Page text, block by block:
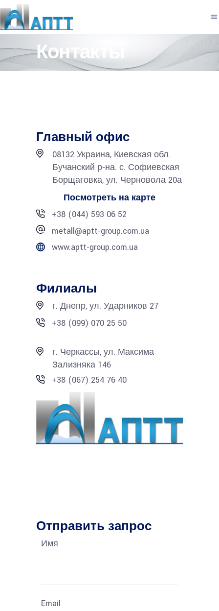
Контакты
Главный офис
08132 Украина, Киевская обл.
Бучанский р-на. с. Софиевская
Борщаговка, ул. Черновола 20а
Посмотреть на карте
+38 (044) 593 06 52
metall@aptt-group.com.ua
www.aptt-group.com.ua
Филиалы
г. Днепр, ул. Ударников 27
+38 (099) 070 25 50
г. Черкассы, ул. Максима
Зализняка 146
+38 (067) 254 76 40
Отправить запрос
Имя
Email